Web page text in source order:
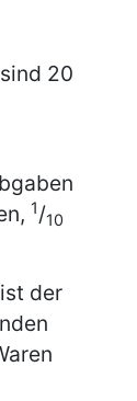
20
1/10
der